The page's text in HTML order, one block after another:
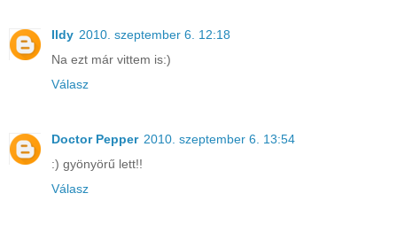
Ildy 2010. szeptember 6. 12:18
Na ezt már vittem is:)
Válasz
Doctor Pepper 2010. szeptember 6. 13:54
:) gyönyörű lett!!
Válasz